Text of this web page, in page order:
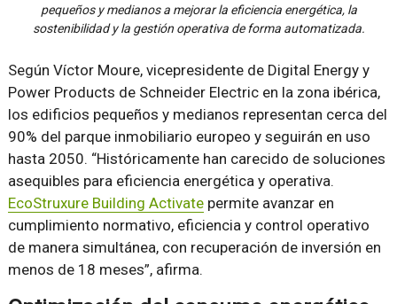
pequeños y medianos a mejorar la eficiencia energética, la
sostenibilidad y la gestión operativa de forma automatizada.
Según Víctor Moure, vicepresidente de Digital Energy y
Power Products de Schneider Electric en la zona ibérica,
los edificios pequeños y medianos representan cerca del
90% del parque inmobiliario europeo y seguirán en uso
hasta 2050. “Históricamente han carecido de soluciones
asequibles para eficiencia energética y operativa.
EcoStruxure Building Activatepermite avanzar en
cumplimiento normativo, eficiencia y control operativo
de manera simultánea, con recuperación de inversión en
menos de 18 meses”, afirma.